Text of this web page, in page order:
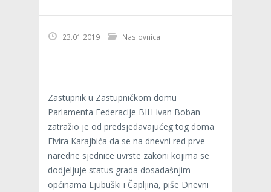
23.01.2019 Naslovnica
Zastupnik u Zastupničkom domu
Parlamenta Federacije BIH Ivan Boban
zatražio je od predsjedavajućeg tog doma
Elvira Karajbića da se na dnevni red prve
naredne sjednice uvrste zakoni kojima se
dodjeljuje status grada dosadašnjim
općinama Ljubuški i Čapljina, piše Dnevni